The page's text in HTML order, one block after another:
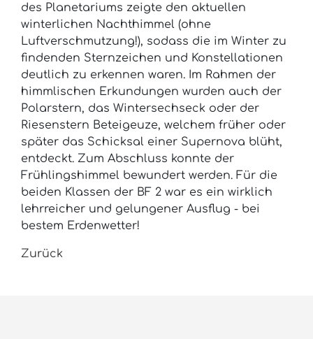
des Planetariums zeigte den aktuellen
winterlichen Nachthimmel (ohne
Luftverschmutzung!), sodass die im Winter zu
findenden Sternzeichen und Konstellationen
deutlich zu erkennen waren. Im Rahmen der
himmlischen Erkundungen wurden auch der
Polarstern, das Wintersechseck oder der
Riesenstern Beteigeuze, welchem früher oder
später das Schicksal einer Supernova blüht,
entdeckt. Zum Abschluss konnte der
Frühlingshimmel bewundert werden. Für die
beiden Klassen der BF 2 war es ein wirklich
lehrreicher und gelungener Ausflug - bei
bestem Erdenwetter!
Zurück